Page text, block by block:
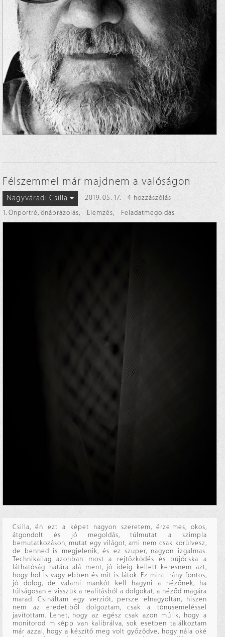
Félszemmel már majdnem a valóságon
Nagyváradi Csilla 2019. 05. 17.
4 hozzászólás
1. Önportré, önábrázolás, Elemzés, Feladatmegoldás
Csilla, én ezt a képet nagyon szeretem, érzelmes, okos,
átgondolt és jó megoldás, túlmutat a szimpla
bemutatkozáson, mutat egy világot, ami nem csak körülvesz,
de benned is megjelenik, és ez szuper, nagyon izgalmas.
Technikailag azonban most a rejtőzködés és bújócska a
láthatóság határa alá ment, jó ideig kellett keresnem azt,
hogy hol is vagy ebben és mit is látok. Ez mint irány fontos,
jó dolog, de valami mankót kell hagyni a nézőnek, ha
túlságosan elvisszük a realitásból a dolgokat, a néződ magára
marad. Csináltam egy verziót, persze elnagyoltan, hiszen
nem az eredetiből dolgoztam, csak a tónusemeléssel
javítottam. Lehet, hogy az egész csak azon múlik, hogy a
monitorod miképp van kalibrálva, sok esetben találkoztam
már azzal, hogy a készítő meg volt győződve, hogy nála oké